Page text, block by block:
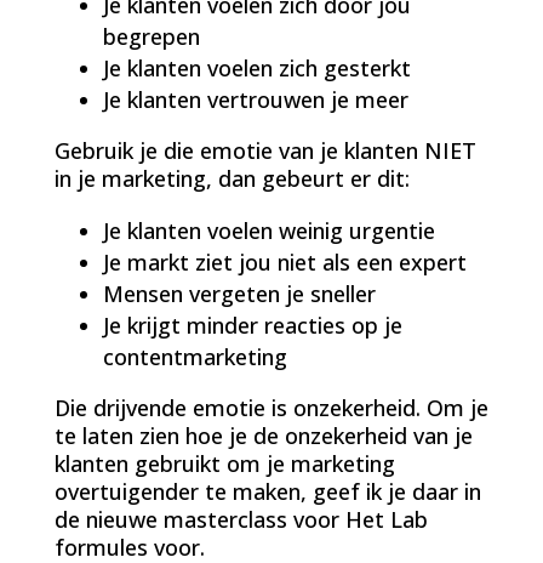
begrepen
Je klanten voelen zich gesterkt
Je klanten vertrouwen je meer
Gebruik je die emotie van je klanten NIET
in je marketing, dan gebeurt er dit:
Je klanten voelen weinig urgentie
Je markt ziet jou niet als een expert
Mensen vergeten je sneller
Je krijgt minder reacties op je
contentmarketing
Die drijvende emotie is onzekerheid. Om je
te laten zien hoe je de onzekerheid van je
klanten gebruikt om je marketing
overtuigender te maken, geef ik je daar in
de nieuwe masterclass voor Het Lab
formules voor.